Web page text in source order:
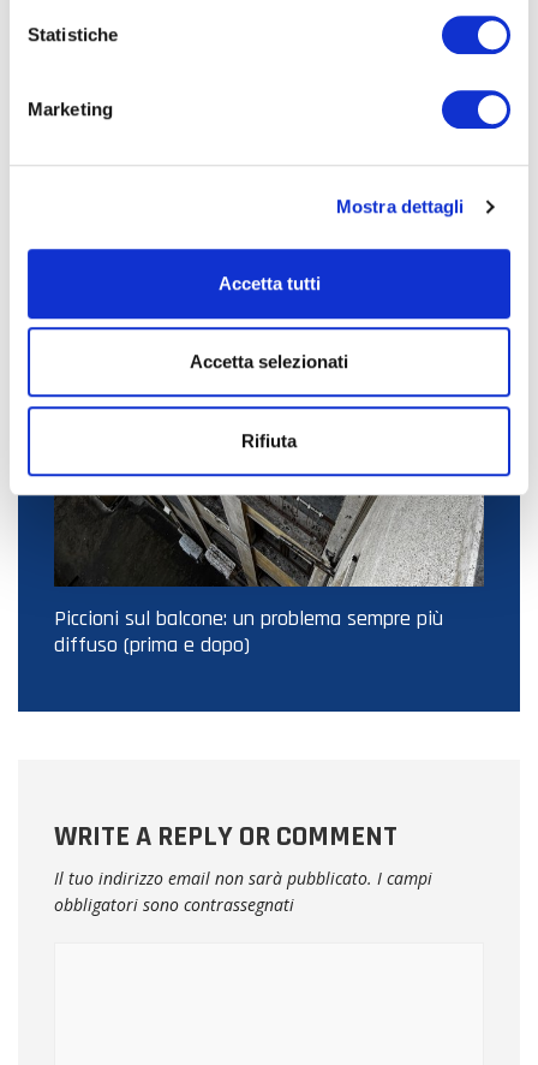
Statistiche
Marketing
Mostra dettagli
Accetta tutti
Accetta selezionati
Rifiuta
Piccioni sul balcone: un problema sempre più
diffuso (prima e dopo)
WRITE A REPLY OR COMMENT
Il tuo indirizzo email non sarà pubblicato. I campi
obbligatori sono contrassegnati